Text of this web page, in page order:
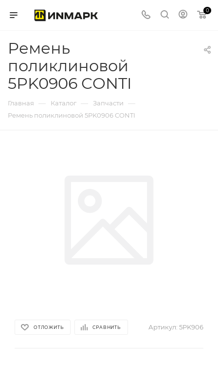
0
Ремень
поликлиновой
5PK0906 CONTI
Главная — Каталог — Запчасти —
Ремень поликлиновой 5PK0906 CONTI
ОТЛОЖИТЬ СРАВНИТЬ Артикул: 5PK906